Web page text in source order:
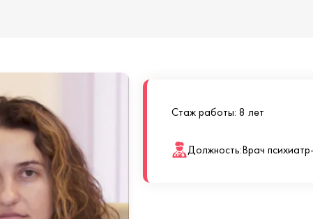
Стаж работы: 8 лет
Должность:Врач